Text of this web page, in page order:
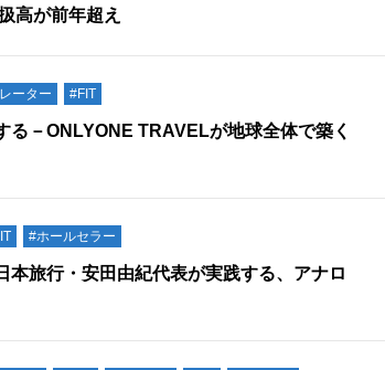
高が前年超え
ーター #FIT
－ONLYONE TRAVELが地球全体で築く
#ホールセラー
旅行・安田由紀代表が実践する、アナロ